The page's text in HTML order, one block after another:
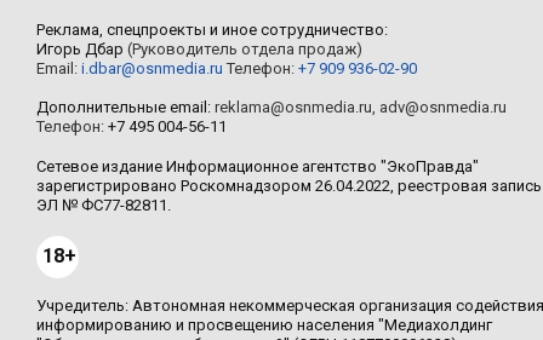
Реклама, спецпроекты и иное сотрудничество:
Игорь Дбар (Руководитель отдела продаж)
Email: i.dbar@osnmedia.ru Телефон: +7 909 936-02-90
Дополнительные email: reklama@osnmedia.ru adv@osnmedia.ru
Телефон: +7 495 004-56-11
Сетевое издание Информационное агентство "ЭкоПравда"
зарегистрировано Роскомнадзором 26.04.2022, реестровая запись
ЭЛ № ФС77-82811.
18+
Учредитель: Автономная некоммерческая организация содействия
информированию и просвещению населения "Медиахолдинг